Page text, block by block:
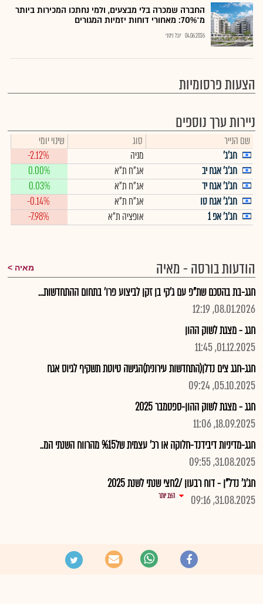
החברה שמכרה בלי מבצעים, ולמי נחתכו המכירות ביותר
מ־70%: מאחורי דוחות יזמיות המגורים
04.06.2026 יובל ניסני
הצעות פרסומיות
ניירות ערך נוספים
שם הנייר סוג
שינוי יומי
חג'ג'
מניה
-2.12%
חג'ג' אגח יב
אג"ח ת"א
0.00%
חג'ג' אגח יד
אג"ח ת"א
0.03%
חג'ג' אגח טו
אג"ח ת"א
-0.14%
חג'ג' אפ 1
אופציה ת"א -7.98%
הודעות בורסה - מאיה מאיה
חגג-בת בהסכם שת"פ עם ג'קי בן זקן לביצוע פרו' בתחום ההתחדשות...
08.01.2026, 12:19
חגג - מצגת לשוק ההון
01.12.2025, 11:45
חגג-חגג צים נדלן(התחדשות עירונית)הגישה טיוטת תשקיף לגיוס אגח
05.10.2025, 09:24
חגג - מצגת לשוק ההון-ספטמבר 2025
18.09.2025, 11:06
חגג-מדיניות דיבידנד-חלוקה או רכ' עצמית של%15 מהרווח השנתי המ..
31.08.2025, 09:55
חג'ג' נדל"ן - דוח רבעון /2חצי שנתי לשנת 2025
31.08.2025, 09:16
הצג יותר